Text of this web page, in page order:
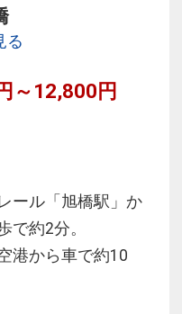
る
～12,800円
ール「旭橋駅」か
で約2分。
港から車で約10